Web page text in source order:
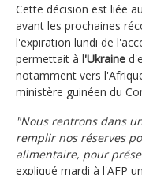
Cette décision est liée
avant les prochaines
l'expiration lundi de
permettait à l'Ukraine
notamment vers
ministère guinéen du
"Nous rentrons dans
remplir nos réserves
alimentaire, pour
expliqué mardi à l'AFP